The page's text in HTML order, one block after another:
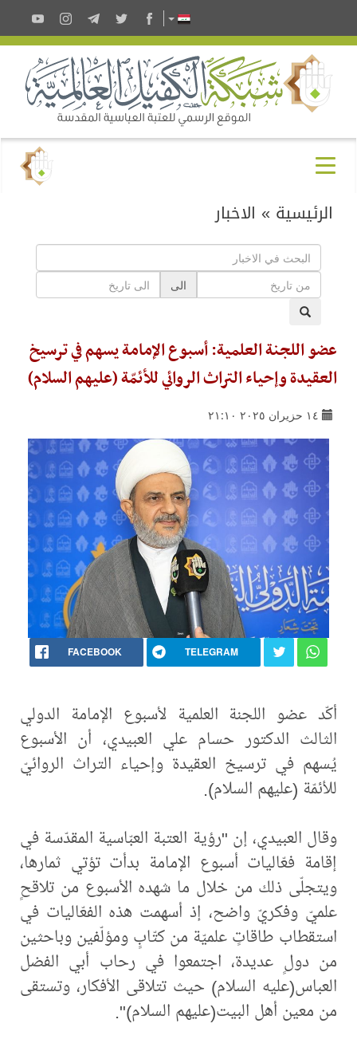
الرئيسية » الاخبار
الى
عضو اللجنة العلمية: أسبوع الإمامة يسهم في ترسيخ
العقيدة وإحياء التراث الروائي للأئمّة (عليهم السلام)
١٤ حزيران ٢٠٢٥ ٢١:١٠
FACEBOOK TELEGRAM
أكّد عضو اللجنة العلمية لأسبوع الإمامة الدولي
الثالث الدكتور حسام علي العبيدي، أن الأسبوع
يُسهم في ترسيخ العقيدة وإحياء التراث الروائيّ
للأئمّة (عليهم السلام).
وقال العبيدي، إن "رؤية العتبة العبّاسية المقدّسة في
إقامة فعّاليات أسبوع الإمامة بدأت تؤتي ثمارها،
ويتجلّى ذلك من خلال ما شهده الأسبوع من تلاقحٍ
علميّ وفكريّ واضح، إذ أسهمت هذه الفعّاليات في
استقطاب طاقاتٍ علميّة من كتّابٍ ومؤلّفين وباحثين
من دولٍ عديدة، اجتمعوا في رحاب أبي الفضل
العباس(عليه السلام) حيث تتلاقى الأفكار، وتستقى
من معين أهل البيت(عليهم السلام)".